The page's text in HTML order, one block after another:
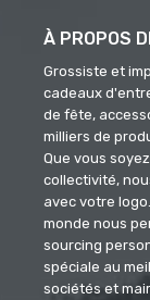
À PROPOS
Grossiste et
cadeaux
de fête,
milliers de
Que vous
collectivité,
avec votre
monde nous
sourcing
spéciale au
sociétés et